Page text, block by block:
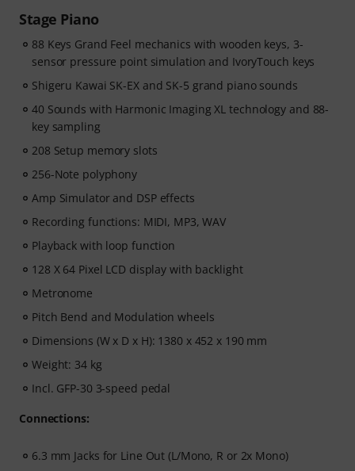
motivated, and make steady progress with lessons that
fit your level. Your free access includes
- A guided learning paththat teaches the right skills in
the right order.
- Lessons from world-class pianists
like Jordan Rudess,
Jesús Molina, Lisa Witt, and more.
- A built-in Practice Tracker
habits, stay consistent, and see your progress over
- A supportive community
keep you motivated.
- Unlimited accessto lessons across piano, drums,
After your order has been shipped, you will
automatically receive the activation code via email. The
subscription ends automatically after expiration.
Stage Piano
88 Keys Grand Feel mechanics with wooden keys, 3-
sensor pressure point simulation and IvoryTouch keys
Shigeru Kawai SK-EX and SK-5 grand piano sounds
40 Sounds with Harmonic Imaging XL technology and 88-
key sampling
208 Setup memory slots
256-Note polyphony
Amp Simulator and DSP effects
Recording functions: MIDI, MP3, WAV
Playback with loop function
128 X 64 Pixel LCD display with backlight
Metronome
Pitch Bend and Modulation wheels
Dimensions (W x D x H): 1380 x 452 x 190 mm
Weight: 34 kg
Incl. GFP-30 3-speed pedal
Connections:
6.3 mm Jacks for Line Out (L/Mono, R or 2x Mono)